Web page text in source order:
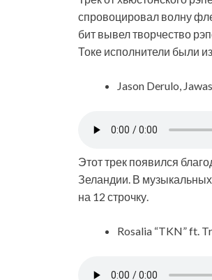
спровоцировал волну
бит вывел творчество
Токе исполнители были
Jason Derulo,
Этот трек появился
Зеландии. В музыкальных
на 12 строчку.
Rosalia “TKN” ft.